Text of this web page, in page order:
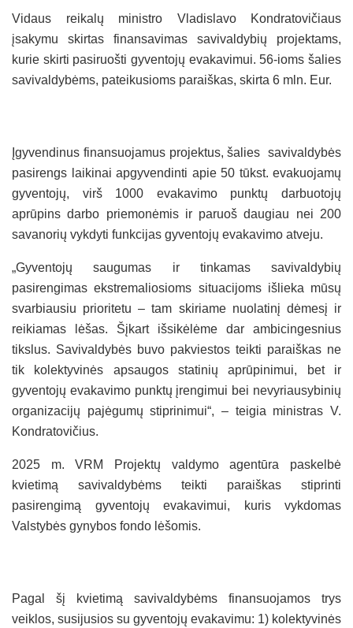
Vidaus reikalų ministro Vladislavo Kondratovičiaus
įsakymu skirtas finansavimas savivaldybių projektams,
kurie skirti pasiruošti gyventojų evakavimui. 56-ioms šalies
savivaldybėms, pateikusioms paraiškas, skirta 6 mln. Eur.
Įgyvendinus finansuojamus projektus, šalies savivaldybės
pasirengs laikinai apgyvendinti apie 50 tūkst. evakuojamų
gyventojų, virš 1000 evakavimo punktų darbuotojų
aprūpins darbo priemonėmis ir paruoš daugiau nei 200
savanorių vykdyti funkcijas gyventojų evakavimo atveju.
„Gyventojų saugumas ir tinkamas savivaldybių
pasirengimas ekstremaliosioms situacijoms išlieka mūsų
svarbiausiu prioritetu – tam skiriame nuolatinį dėmesį ir
reikiamas lėšas. Šįkart išsikėlėme dar ambicingesnius
tikslus. Savivaldybės buvo pakviestos teikti paraiškas ne
tik kolektyvinės apsaugos statinių aprūpinimui, bet ir
gyventojų evakavimo punktų įrengimui bei nevyriausybinių
organizacijų pajėgumų stiprinimui“, – teigia ministras V.
Kondratovičius.
2025 m. VRM Projektų valdymo agentūra paskelbė
kvietimą savivaldybėms teikti paraiškas stiprinti
pasirengimą gyventojų evakavimui, kuris vykdomas
Valstybės gynybos fondo lėšomis.
Pagal šį kvietimą savivaldybėms finansuojamos trys
veiklos, susijusios su gyventojų evakavimu: 1) kolektyvinės